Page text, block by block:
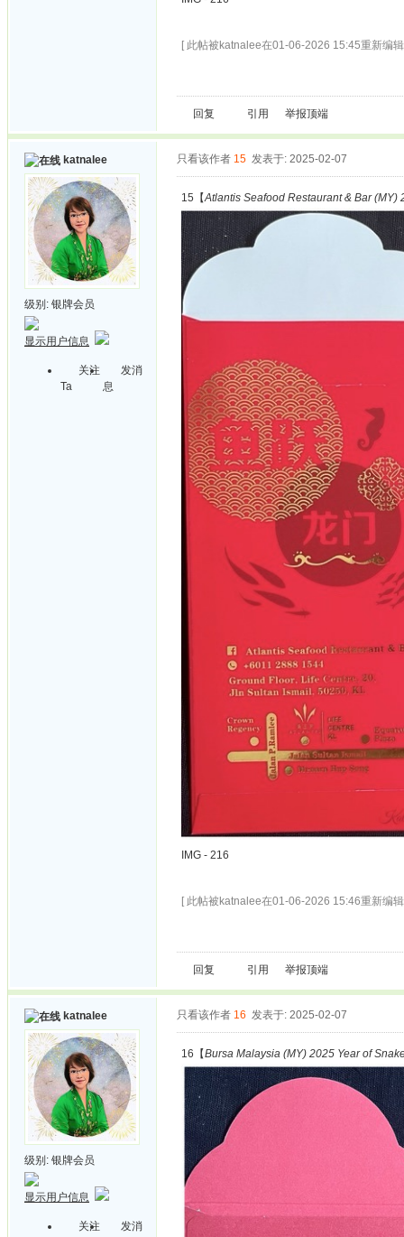
[ 此帖被katnalee在01-06-2026 15:45重新编
回复 引用 举报顶端
katnalee
级别: 银牌会员
显示用户信息
关注
Ta
发消
息
只看该作者 15 发表于: 2025-02-07
15【Atlantis Seafood Restaurant & Bar (MY)
IMG - 216
[ 此帖被katnalee在01-06-2026 15:46重新编
回复 引用 举报顶端
katnalee
级别: 银牌会员
显示用户信息
关注
发消
只看该作者 16 发表于: 2025-02-07
16【Bursa Malaysia (MY) 2025 Year of